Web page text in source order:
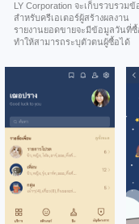
LY Corporation จะเก็บรวบรวม
สำหรับครีเอเตอร์ผู้สร้างผลงาน
รายงานยอดขายจะมีข้อมูลวันที่
ทำให้สามารถระบุตัวตนผู้ซื้อได้